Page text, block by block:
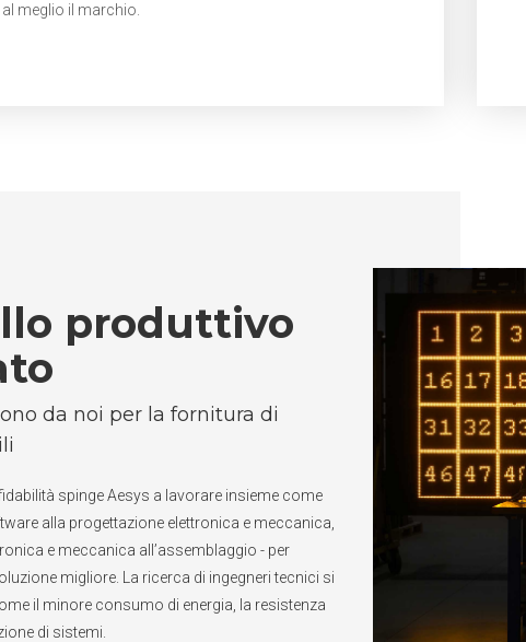
meglio il marchio.
produttivo
da noi per la fornitura di
spinge Aesys a lavorare insieme come
alla progettazione elettronica e meccanica,
e meccanica all’assemblaggio - per
migliore. La ricerca di ingegneri tecnici si
il minore consumo di energia, la resistenza
di sistemi.